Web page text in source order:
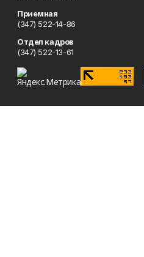
Приемная
(347) 522-14-86
Отдел кадров
(347) 522-13-61